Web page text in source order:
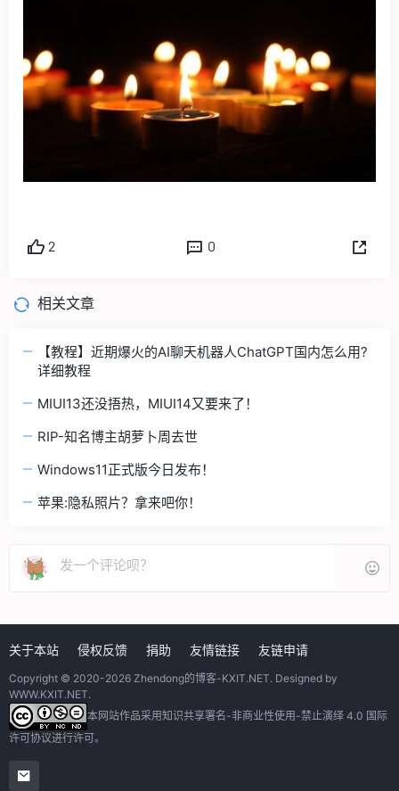
2 0
相关文章
【教程】近期爆火的AI聊天机器人ChatGPT国内怎么用?
详细教程
MIUI13还没捂热，MIUI14又要来了！
RIP-知名博主胡萝卜周去世
Windows11正式版今日发布！
苹果:隐私照片？拿来吧你！
关于本站 侵权反馈 捐助 友情链接 友链申请
Copyright © 2020-2026 Zhendong的博客-KXIT.NET. Designed by
WWW.KXIT.NET.
本网站作品采用知识共享署名-非商业性使用-禁止演绎 4.0 国际
许可协议进行许可。